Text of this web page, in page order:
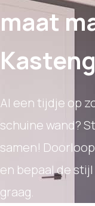
maat
Al een tijdje op
schuine wand?
samen!
en bepaal de
graag.